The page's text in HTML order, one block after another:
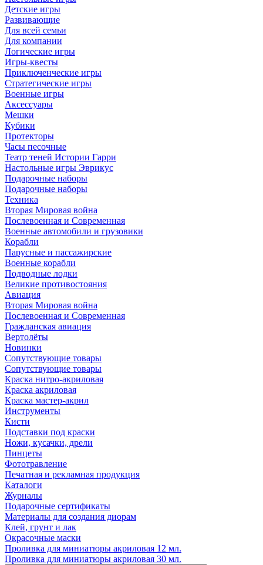
Детские игры
Развивающие
Для всей семьи
Для компании
Логические игры
Игры-квесты
Приключенческие игры
Стратегические игры
Военные игры
Аксессуары
Мешки
Кубики
Протекторы
Часы песочные
Театр теней Истории Гарри
Настольные игры Эврикус
Подарочные наборы
Подарочные наборы
Техника
Вторая Мировая война
Послевоенная и Современная
Военные автомобили и грузовики
Корабли
Парусные и пассажирские
Военные корабли
Подводные лодки
Великие противостояния
Авиация
Вторая Мировая война
Послевоенная и Современная
Гражданская авиация
Вертолёты
Новинки
Сопутствующие товары
Сопутствующие товары
Краска нитро-акриловая
Краска акриловая
Краска мастер-акрил
Инструменты
Кисти
Подставки под краски
Ножи, кусачки, дрели
Пинцеты
Фототравление
Печатная и рекламная продукция
Каталоги
Журналы
Подарочные сертификаты
Материалы для создания диорам
Клей, грунт и лак
Окрасочные маски
Проливка для миниатюры акриловая 12 мл.
Проливка для миниатюры акриловая 30 мл.